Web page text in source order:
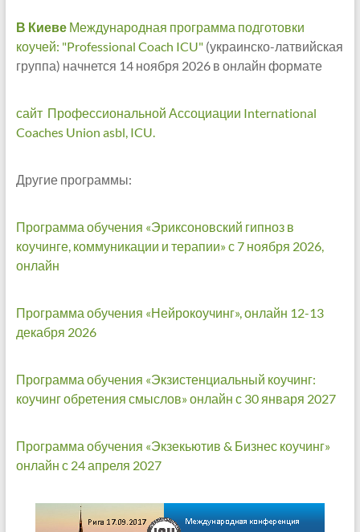
В КиевеМеждународная программа подготовки
коучей: "Professional Coach ICU"(украинско-латвийская
группа) начнется 14 ноября 2026 в онлайн формате
сайт Профессиональной Ассоциации International
Coaches Union asbl, ICU.
Другие программы:
Программа обучения «Эриксоновский гипноз в
коучинге, коммуникации и терапии» с 7 ноября 2026,
онлайн
Программа обучения «Нейрокоучинг», онлайн 12-13
декабря 2026
Программа обучения «Экзистенциальный коучинг:
коучинг обретения смыслов» онлайн с 30 января 2027
Программа обучения «Экзекьютив & Бизнес коучинг»
онлайн с 24 апреля 2027